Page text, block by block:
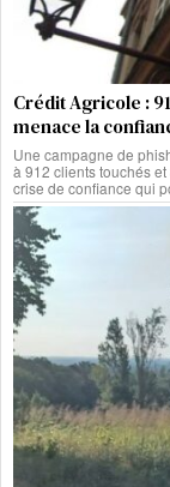
Crédit Agricole :
menace la
Une campagne de
à 912 clients touchés
crise de confiance qui